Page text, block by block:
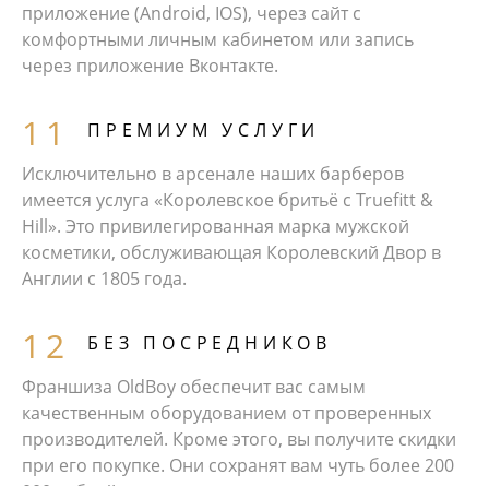
приложение (Android, IOS), через сайт с
комфортными личным кабинетом или запись
через приложение Вконтакте.
ПРЕМИУМ УСЛУГИ
Исключительно в арсенале наших барберов
имеется услуга «Королевское бритьё с Truefitt &
Hill». Это привилегированная марка мужской
косметики, обслуживающая Королевский Двор в
Англии с 1805 года.
БЕЗ ПОСРЕДНИКОВ
Франшиза OldBoy обеспечит вас самым
качественным оборудованием от проверенных
производителей. Кроме этого, вы получите скидки
при его покупке. Они сохранят вам чуть более 200